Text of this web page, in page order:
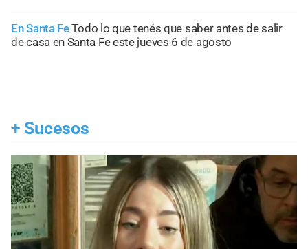
En Santa FeTodo lo que tenés que saber antes de salir
de casa en Santa Fe este jueves 6 de agosto
+ Sucesos